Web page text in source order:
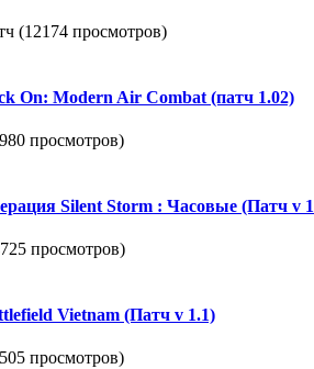
(12174 просмотров)
On: Modern Air Combat (патч 1.02)
просмотров)
Silent Storm : Часовые (Патч v
просмотров)
Vietnam (Патч v 1.1)
просмотров)